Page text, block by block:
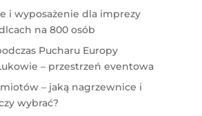
i wyposażenie dla imprezy
na 800 osób
Pucharu Europy
– przestrzeń eventowa
– jaką nagrzewnice i
wybrać?